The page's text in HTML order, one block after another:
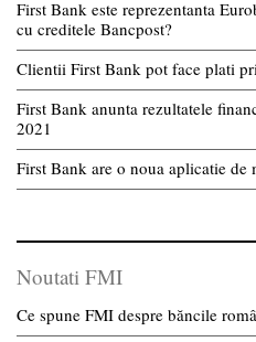
First Bank este reprezentanta
cu creditele Bancpost?
Clientii First Bank pot face plati
First Bank anunta rezultatele
2021
First Bank are o noua aplicatie de
Noutati FMI
Ce spune FMI despre băncile